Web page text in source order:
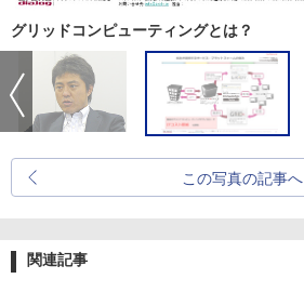
グリッドコンピューティングとは？
この写真の記事へ
関連記事